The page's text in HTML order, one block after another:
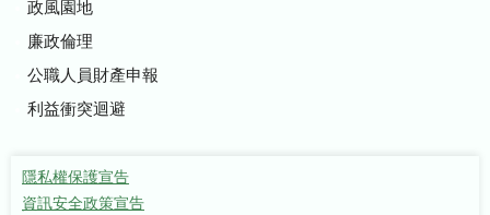
政風園地
廉政倫理
公職人員財產申報
利益衝突迴避
隱私權保護宣告
資訊安全政策宣告